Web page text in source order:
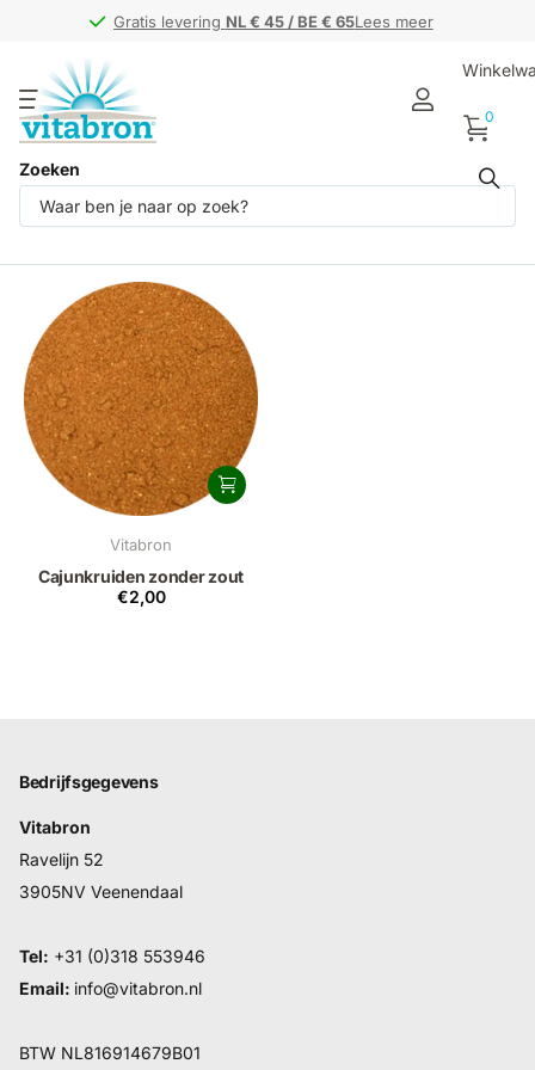
Gratis levering NL € 45 / BE € 65Lees meer
Gratis levering NL € 45 / BE € 65
Zoeken
0
Producten (1)
Vitabron
Cajunkruiden zonder zout
€2,00
Bedrijfsgegevens
Vitabron
Ravelijn 52
3905NV Veenendaal
Tel: +31 (0)318 553946
Email: info@vitabron.nl
BTW NL816914679B01